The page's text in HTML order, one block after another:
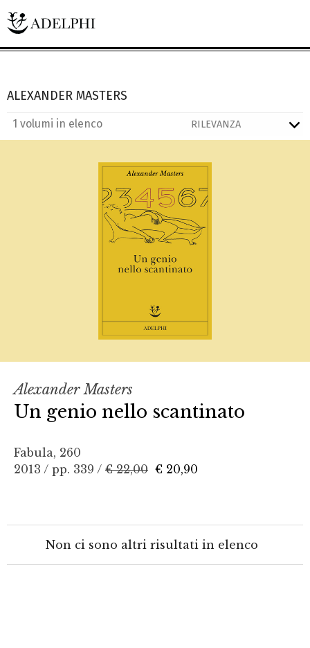
ALEXANDER MASTERS
1 volumi in elenco
Alexander Masters
Un genio nello scantinato
Fabula, 260
2013 / pp. 339 / € 22,00 € 20,90
Non ci sono altri risultati in elenco